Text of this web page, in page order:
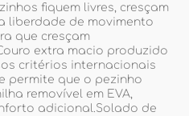
fiquem livres, cresçam
liberdade de movimento
que cresçam
extra macio produzido
critérios internacionais
permite que o pezinho
removível em EVA,
adicional.Solado de